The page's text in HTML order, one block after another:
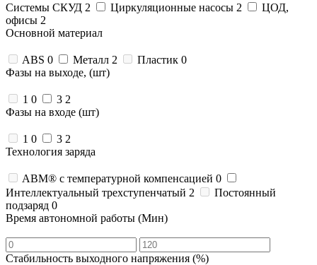
Системы СКУД 2 Циркуляционные насосы 2
ЦОД,
офисы 2
Основной материал
ABS 0 Металл 2 Пластик 0
Фазы на выходе, (шт)
1 0 3 2
Фазы на входе (шт)
1 0 3 2
Технология заряда
ABM® с температурной компенсацией 0
Интеллектуальный трехступенчатый 2
Постоянный
подзаряд 0
Время автономной работы (Мин)
Стабильность выходного напряжения (%)